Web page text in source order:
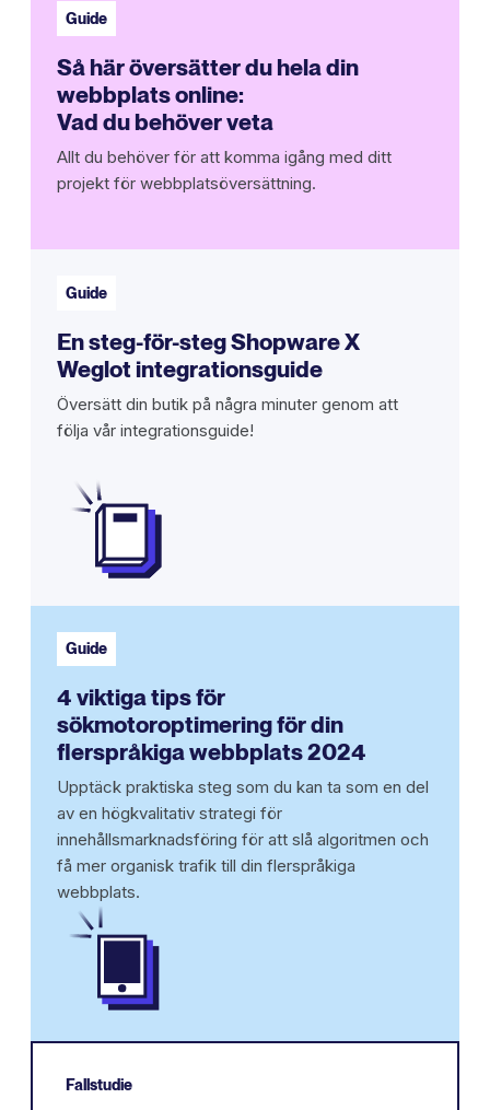
Guide
Så här översätter du hela din
webbplats online:
Vad du behöver veta
Allt du behöver för att komma igång med ditt
projekt för webbplatsöversättning.
Guide
En steg-för-steg Shopware X
Weglot integrationsguide
Översätt din butik på några minuter genom att
följa vår integrationsguide!
Guide
4 viktiga tips för
sökmotoroptimering för din
flerspråkiga webbplats 2024
Upptäck praktiska steg som du kan ta som en del
av en högkvalitativ strategi för
innehållsmarknadsföring för att slå algoritmen och
få mer organisk trafik till din flerspråkiga
webbplats.
Fallstudie